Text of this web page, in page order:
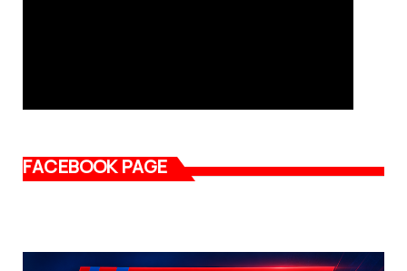
FACEBOOK PAGE